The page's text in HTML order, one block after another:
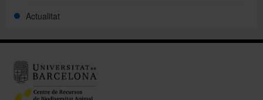
Actualitat